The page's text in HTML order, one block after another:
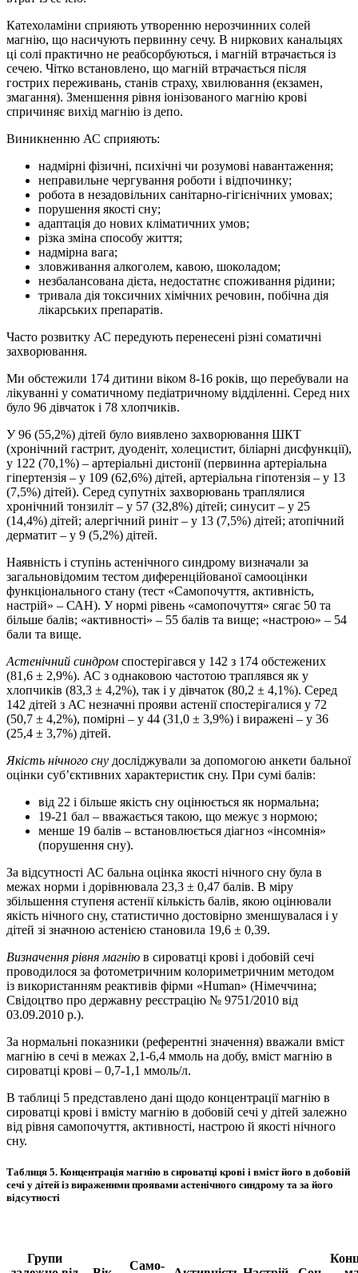
Катехоламіни сприяють утворенню нерозчинних солей
магнію, що насичують первинну сечу. В ниркових канальцях
ці солі практично не реабсорбуються, і магній втрачається із
сечею. Чітко встановлено, що магній втрачається після
гострих переживань, станів страху, хвилювання (екзамен,
змагання). Зменшення рівня іонізованого магнію крові
спричиняє вихід магнію із депо.
Виникненню АС сприяють:
надмірні фізичні, психічні чи розумові навантаження;
неправильне чергування роботи і відпочинку;
робота в незадовільних санітарно-гігієнічних умовах;
порушення якості сну;
адаптація до нових кліматичних умов;
різка зміна способу життя;
надмірна вага;
зловживання алкоголем, кавою, шоколадом;
незбалансована дієта, недостатнє споживання рідини;
тривала дія токсичних хімічних речовин, побічна дія
лікарських препаратів.
Часто розвитку АС передують перенесені різні соматичні
захворювання.
Ми обстежили 174 дитини віком 8-16 років, що перебували на
лікуванні у соматичному педіатричному відділенні. Серед них
було 96 дівчаток і 78 хлопчиків.
У 96 (55,2%) дітей було виявлено захворювання ШКТ
(хронічний гастрит, дуоденіт, холецистит, біліарні дисфункції),
у 122 (70,1%) – артеріальні дистонії (первинна артеріальна
гіпертензія – у 109 (62,6%) дітей, артеріальна гіпотензія – у 13
(7,5%) дітей). Серед супутніх захворювань траплялися
хронічний тонзиліт – у 57 (32,8%) дітей; синусит – у 25
(14,4%) дітей; алергічний риніт – у 13 (7,5%) дітей; атопічний
дерматит – у 9 (5,2%) дітей.
Наявність і ступінь астенічного синдрому визначали за
загальновідомим тестом диференційованої самооцінки
функціонального стану (тест «Самопочуття, активність,
настрій» – САН). У нормі рівень «самопочуття» сягає 50 та
більше балів; «активності» – 55 балів та вище; «настрою» – 54
бали та вище.
Астенічний синдром спостерігався у 142 з 174 обстежених
(81,6 ± 2,9%). АС з однаковою частотою траплявся як у
хлопчиків (83,3 ± 4,2%), так і у дівчаток (80,2 ± 4,1%). Серед
142 дітей з АС незначні прояви астенії спостерігалися у 72
(50,7 ± 4,2%), помірні – у 44 (31,0 ± 3,9%) і виражені – у 36
(25,4 ± 3,7%) дітей.
Якість нічного сну досліджували за допомогою анкети бальної
оцінки суб’єктивних характеристик сну. При сумі балів:
від 22 і більше якість сну оцінюється як нормальна;
19-21 бал – вважається такою, що межує з нормою;
менше 19 балів – встановлюється діагноз «інсомнія»
(порушення сну).
За відсутності АС бальна оцінка якості нічного сну була в
межах норми і дорівнювала 23,3 ± 0,47 балів. В міру
збільшення ступеня астенії кількість балів, якою оцінювали
якість нічного сну, статистично достовірно зменшувалася і у
дітей зі значною астенією становила 19,6 ± 0,39.
Визначення рівня магнію в сироватці крові і добовій сечі
проводилося за фотометричним колориметричним методом
із використанням реактивів фірми «Human» (Німеччина;
Свідоцтво про державну реєстрацію № 9751/2010 від
03.09.2010 р.).
За нормальні показники (референтні значення) вважали вміст
магнію в сечі в межах 2,1-6,4 ммоль на добу, вміст магнію в
сироватці крові – 0,7-1,1 ммоль/л.
В таблиці 5 представлено дані щодо концентрації магнію в
сироватці крові і вмісту магнію в добовій сечі у дітей залежно
від рівня самопочуття, активності, настрою й якості нічного
сну.
Таблиця 5. Концентрація магнію в сироватці крові і вміст його в добовій
сечі у дітей із вираженими проявами астенічного синдрому та за його
відсутності
Групи
Само­